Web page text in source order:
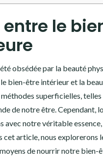
entre le
obsédée par la beauté
bien-être intérieur et la
superficielles,
de notre être.
avec notre véritable
cet article, nous
de nourrir notre